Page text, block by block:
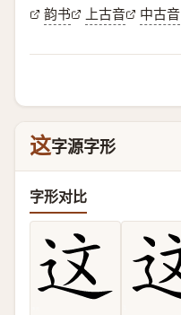
韵书 上古音 中古音
这字源字形
字形对比